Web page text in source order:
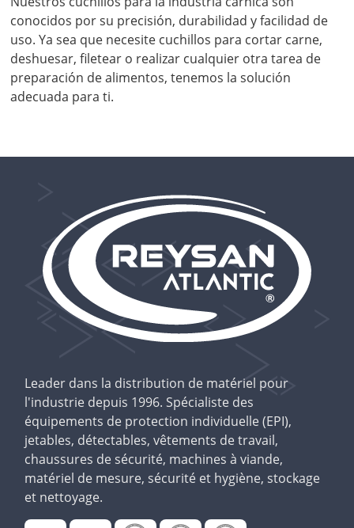
conocidos por su precisión, durabilidad y facilidad de
uso. Ya sea que necesite cuchillos para cortar carne,
deshuesar, filetear o realizar cualquier otra tarea de
preparación de alimentos, tenemos la solución
adecuada para ti.
Leader dans la distribution de matériel pour
l'industrie depuis 1996. Spécialiste des
équipements de protection individuelle (EPI),
jetables, détectables, vêtements de travail,
chaussures de sécurité, machines à viande,
matériel de mesure, sécurité et hygiène, stockage
et nettoyage.